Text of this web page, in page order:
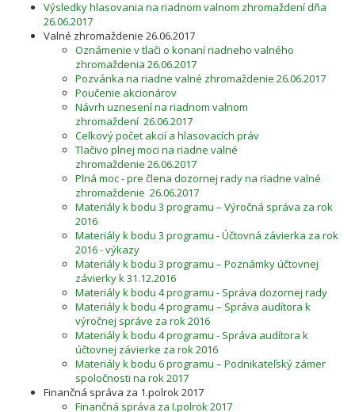
Výsledky hlasovania na riadnom valnom zhromaždení dňa
26.06.2017
Valné zhromaždenie 26.06.2017
Oznámenie v tlači o konaní riadneho valného
zhromaždenia 26.06.2017
Pozvánka na riadne valné zhromaždenie 26.06.2017
Poučenie akcionárov
Návrh uznesení na riadnom valnom
zhromaždení 26.06.2017
Celkový počet akcií a hlasovacích práv
Tlačivo plnej moci na riadne valné
zhromaždenie 26.06.2017
Plná moc - pre člena dozornej rady na riadne valné
zhromaždenie 26.06.2017
Materiály k bodu 3 programu – Výročná správa za rok
2016
Materiály k bodu 3 programu - Účtovná závierka za rok
2016 - výkazy
Materiály k bodu 3 programu – Poznámky účtovnej
závierky k 31.12.2016
Materiály k bodu 4 programu - Správa dozornej rady
Materiály k bodu 4 programu – Správa audítora k
výročnej správe za rok 2016
Materiály k bodu 4 programu - Správa audítora k
účtovnej závierke za rok 2016
Materiály k bodu 6 programu – Podnikateľský zámer
spoločnosti na rok 2017
Finančná správa za 1.polrok 2017
Finančná správa za I.polrok 2017